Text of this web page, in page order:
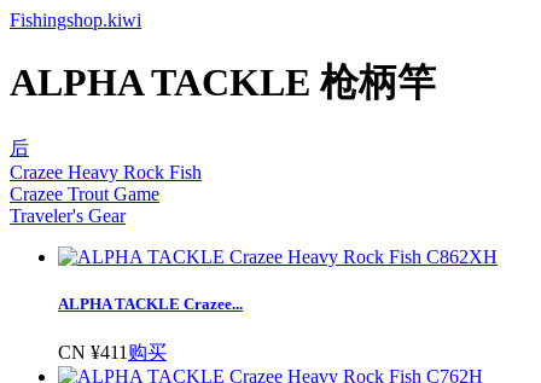
Fishingshop.kiwi
ALPHA TACKLE 枪柄竿
后
Crazee Heavy Rock Fish
Crazee Trout Game
Traveler's Gear
ALPHA TACKLE Crazee...
CN ¥411 购买